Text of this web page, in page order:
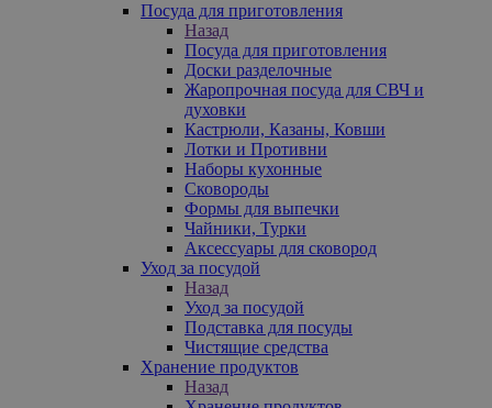
Посуда для приготовления
Назад
Посуда для приготовления
Доски разделочные
Жаропрочная посуда для СВЧ и
духовки
Кастрюли, Казаны, Ковши
Лотки и Противни
Наборы кухонные
Сковороды
Формы для выпечки
Чайники, Турки
Аксессуары для сковород
Уход за посудой
Назад
Уход за посудой
Подставка для посуды
Чистящие средства
Хранение продуктов
Назад